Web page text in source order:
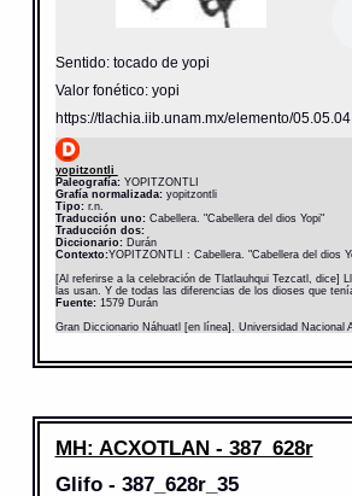
Sentido: tocado de yopi
Valor fonético: yopi
https://tlachia.iib.unam.mx/elemento/05.05.04
yopitzontli
Paleografía:YOPITZONTLI
Grafía normalizada:yopitzontli
Tipo:r.n.
Traducción uno:Cabellera. "Cabellera del dios Yopi"
Traducción dos:
Diccionario: Durán
Contexto:YOPITZONTLI : Cabellera. "Cabellera del dios
[Al referirse a la celebración de Tlatlauhqui Tezcatl, dice]
las usan. Y de todas las diferencias de los dioses que
Fuente:1579 Durán
Gran Diccionario Náhuatl [en línea]. Universidad
MH: ACXOTLAN - 387_628r
Glifo - 387_628r_35